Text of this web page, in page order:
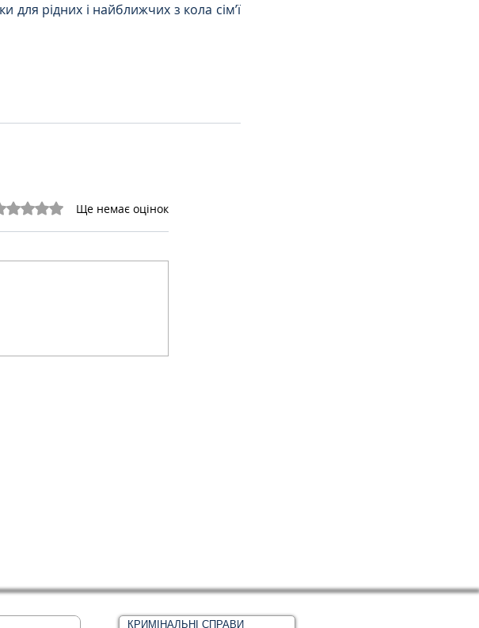
для рідних і найближчих з кола сім’ї
0 з 5 зірок.Ще немає оцінок
КРИМІНАЛЬНІ СПРАВИ